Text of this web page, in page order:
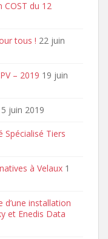
COST du 12
tous ! 22 juin
– 2019 19 juin
juin 2019
Spécialisé Tiers
à Velaux 1
installation
et Enedis Data